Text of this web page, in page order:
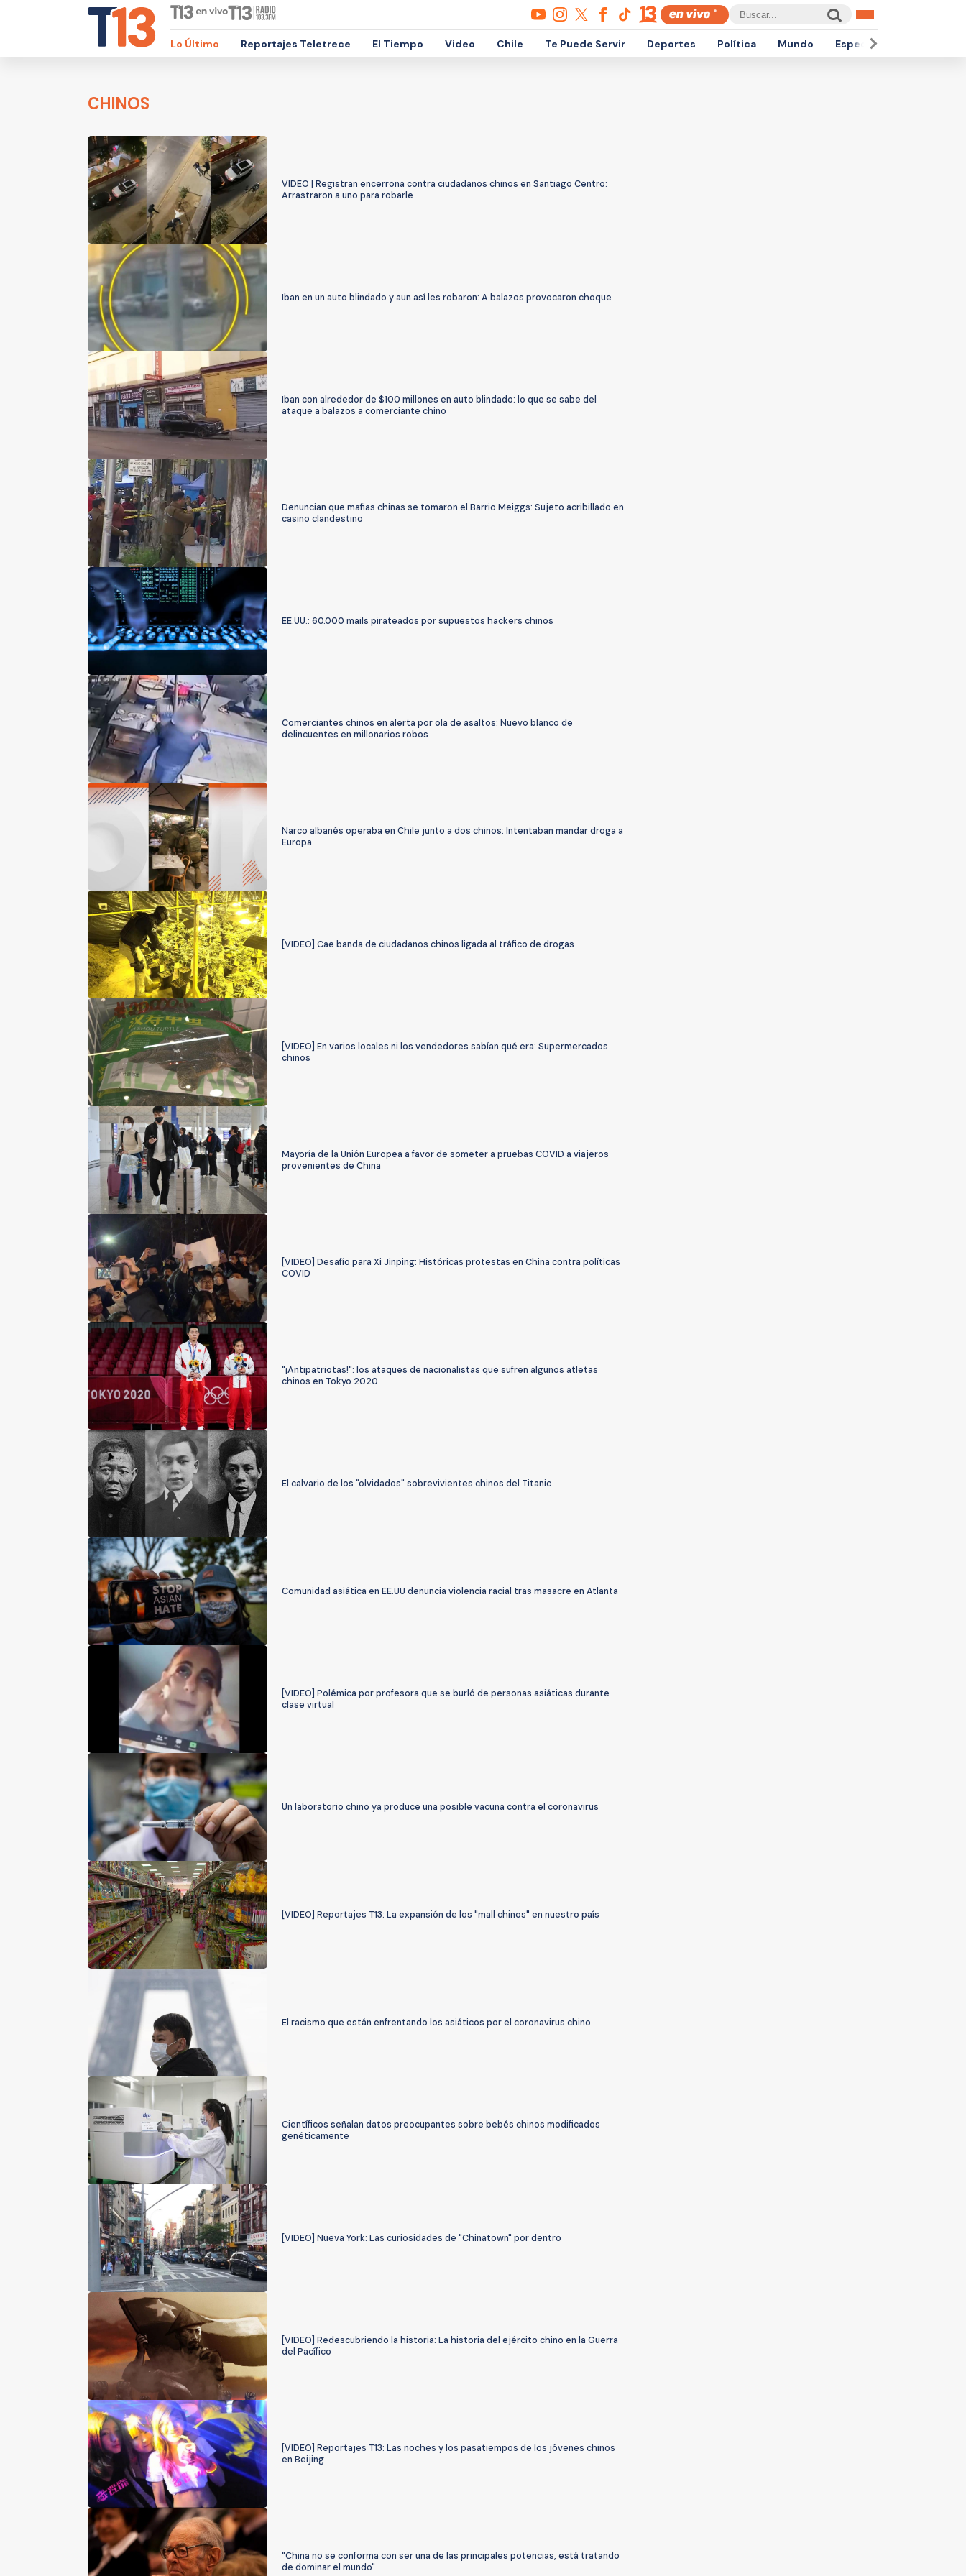
Lo Último Reportajes Teletrece El Tiempo Video Chile Te Puede Servir Deportes Política Mundo Espectáculos
CHINOS
VIDEO | Registran encerrona contra ciudadanos chinos en Santiago Centro:
Arrastraron a uno para robarle
Iban en un auto blindado y aun así les robaron: A balazos provocaron choque
Iban con alrededor de $100 millones en auto blindado: lo que se sabe del
ataque a balazos a comerciante chino
Denuncian que mafias chinas se tomaron el Barrio Meiggs: Sujeto acribillado en
casino clandestino
EE.UU.: 60.000 mails pirateados por supuestos hackers chinos
Comerciantes chinos en alerta por ola de asaltos: Nuevo blanco de
delincuentes en millonarios robos
Narco albanés operaba en Chile junto a dos chinos: Intentaban mandar droga a
Europa
[VIDEO] Cae banda de ciudadanos chinos ligada al tráfico de drogas
[VIDEO] En varios locales ni los vendedores sabían qué era: Supermercados
chinos
Mayoría de la Unión Europea a favor de someter a pruebas COVID a viajeros
provenientes de China
[VIDEO] Desafío para Xi Jinping: Históricas protestas en China contra políticas
COVID
"¡Antipatriotas!": los ataques de nacionalistas que sufren algunos atletas
chinos en Tokyo 2020
El calvario de los "olvidados" sobrevivientes chinos del Titanic
Comunidad asiática en EE.UU denuncia violencia racial tras masacre en Atlanta
[VIDEO] Polémica por profesora que se burló de personas asiáticas durante
clase virtual
Un laboratorio chino ya produce una posible vacuna contra el coronavirus
[VIDEO] Reportajes T13: La expansión de los "mall chinos" en nuestro país
El racismo que están enfrentando los asiáticos por el coronavirus chino
Científicos señalan datos preocupantes sobre bebés chinos modificados
genéticamente
[VIDEO] Nueva York: Las curiosidades de "Chinatown" por dentro
[VIDEO] Redescubriendo la historia: La historia del ejército chino en la Guerra
del Pacífico
[VIDEO] Reportajes T13: Las noches y los pasatiempos de los jóvenes chinos
en Beijing
"China no se conforma con ser una de las principales potencias, está tratando
de dominar el mundo"